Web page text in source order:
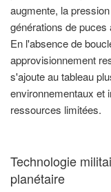
augmente, la
générations de
En l'absence de
approvisionnement
s'ajoute au tableau
environnementaux et
ressources limitées.
Technologie
planétaire